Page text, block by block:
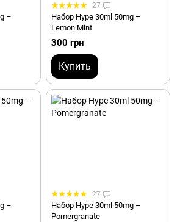
–
27
Набор Hype 30ml 50mg –
Lemon Mint
300 грн
Купить
–
27
Набор Hype 30ml 50mg –
Pomergranate